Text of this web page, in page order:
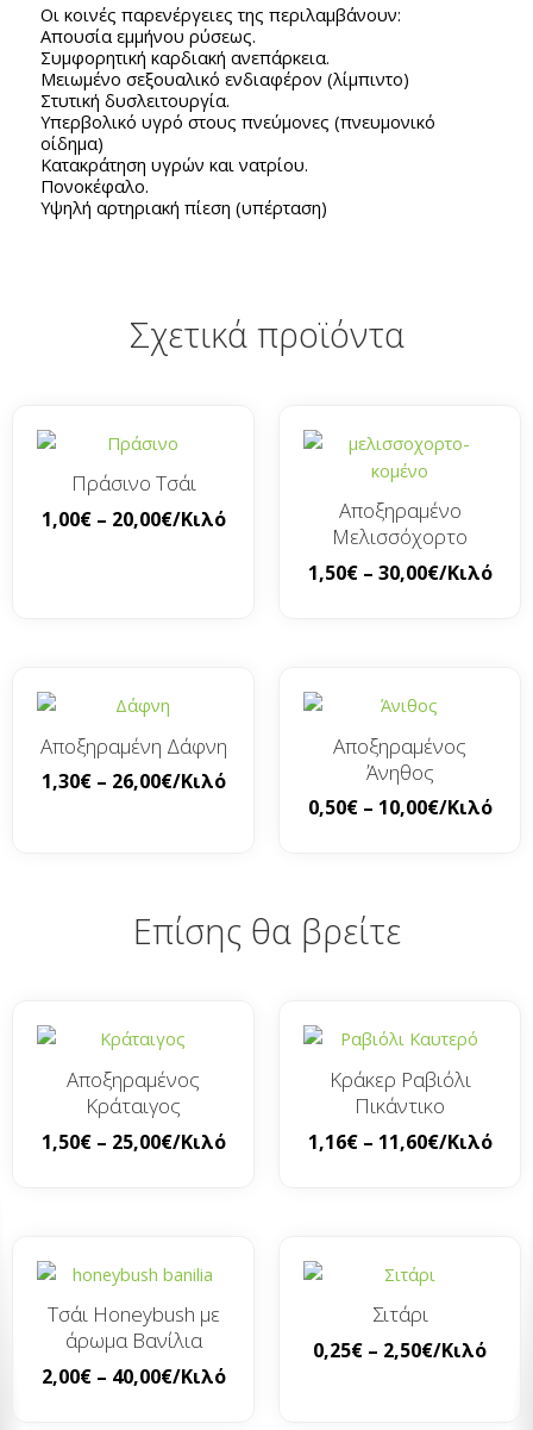
Οι κοινές παρενέργειες της περιλαμβάνουν:
Απουσία εμμήνου ρύσεως.
Συμφορητική καρδιακή ανεπάρκεια.
Μειωμένο σεξουαλικό ενδιαφέρον (λίμπιντο)
Στυτική δυσλειτουργία.
Υπερβολικό υγρό στους πνεύμονες (πνευμονικό
οίδημα)
Κατακράτηση υγρών και νατρίου.
Πονοκέφαλο.
Υψηλή αρτηριακή πίεση (υπέρταση)
Σχετικά προϊόντα
Πράσινο Τσάι
1,00€ – 20,00€/Κιλό
Αποξηραμένο
Μελισσόχορτο
1,50€ – 30,00€/Κιλό
Αποξηραμένη Δάφνη
1,30€ – 26,00€/Κιλό
Αποξηραμένος
Άνηθος
0,50€ – 10,00€/Κιλό
Επίσης θα βρείτε
Αποξηραμένος
Κράταιγος
1,50€ – 25,00€/Κιλό
Κράκερ Ραβιόλι
Πικάντικο
1,16€ – 11,60€/Κιλό
Τσάι Honeybush με
άρωμα Βανίλια
2,00€ – 40,00€/Κιλό
Σιτάρι
0,25€ – 2,50€/Κιλό